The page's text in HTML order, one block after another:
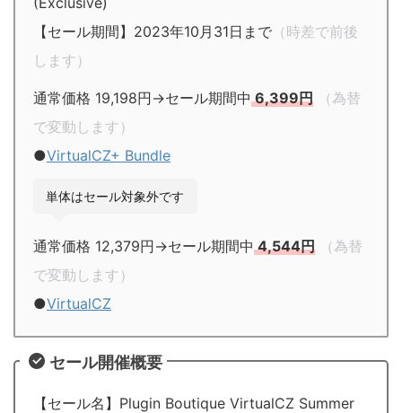
【セール期間】2023年10月31日まで （時差で前後
します）
通常価格 19,198円→セール期間中6,399円
（為替
で変動します）
●VirtualCZ+ Bundle
単体はセール対象外です
通常価格 12,379円→セール期間中4,544円
（為替
で変動します）
●VirtualCZ
セール開催概要
【セール名】Plugin Boutique VirtualCZ Summer